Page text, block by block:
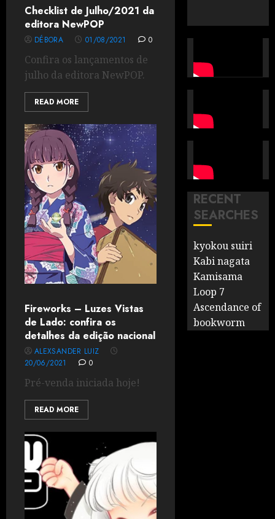
Checklist de Julho/2021 da
editora NewPOP
DÉBORA 01/08/2021 0
Confira os lançamentos de
julho da editora NewPOP.
READ MORE
Fireworks – Luzes Vistas
de Lado: confira os
detalhes da edição nacional
ALEXSANDER LUIZ
20/06/2021
0
Pré-venda iniciada hoje!
READ MORE
RECENT
SEARCHES
kyokou suiri
Kabi nagata
Kamisama
Loop 7
Ascendance of
bookworm